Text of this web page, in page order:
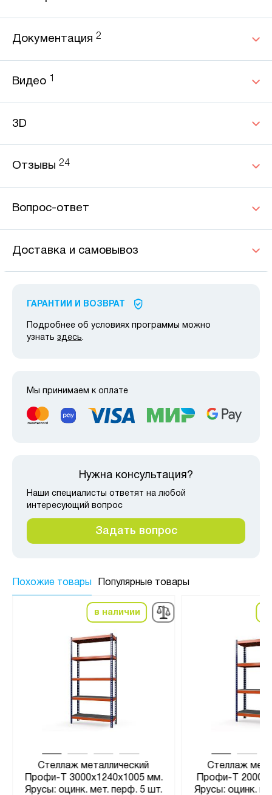
Документация 2
Видео
3D
Отзывы 24
Вопрос-ответ
Доставка и самовывоз
ГАРАНТИИ И ВОЗВРАТ
Подробнее об условиях программы можно
узнать здесь.
Мы принимаем к оплате
Нужна консультация?
Наши специалисты ответят на любой
интересующий вопрос
Задать вопрос
Похожие товары Популярные товары
в наличии
Стеллаж металлический
Профи-Т 3000x1240x1005 мм.
Ярусы: оцинк. мет. перф. 5 шт.
Стеллаж
Профи-Т
Ярусы: оцинк.